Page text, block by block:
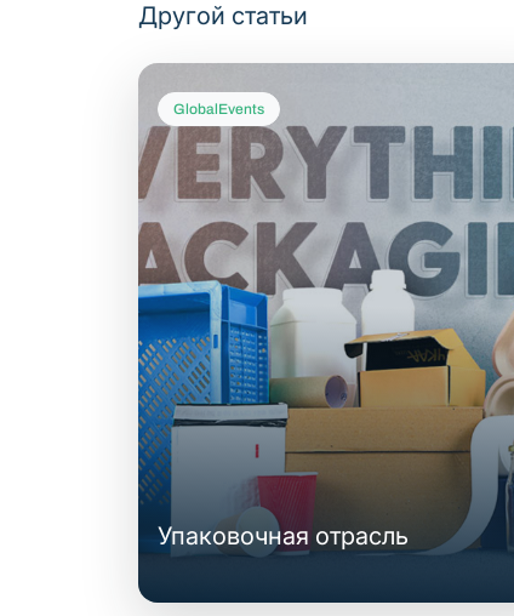
Другой статьи
GlobalEvents
Упаковочная отрасль